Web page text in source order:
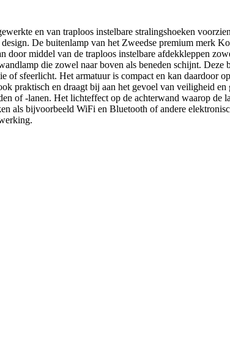
en van traploos instelbare stralingshoeken
De buitenlamp van het Zweedse premium merk
middel van de traploos instelbare afdekkleppen
die zowel naar boven als beneden schijnt.
of sfeerlicht. Het armatuur is compact en kan daardoor
praktisch en draagt bij aan het gevoel van veiligheid
of -lanen. Het lichteffect op de achterwand waarop de
als bijvoorbeeld WiFi en Bluetooth of andere